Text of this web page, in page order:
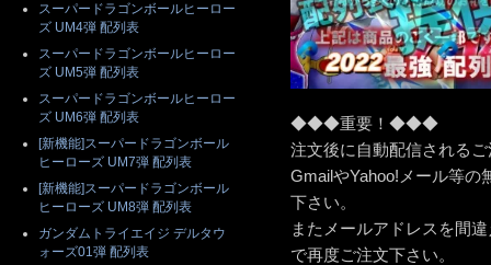
◆◆◆重要！◆◆◆
注文後に自動配信される
GmailやYahoo!メール等の
下さい。
またメールアドレスを間
で再度ご注文下さい。
スーパードラゴンボールヒーロー
ズ UM4弾 配列表
スーパードラゴンボールヒーロー
ズ UM5弾 配列表
スーパードラゴンボールヒーロー
ズ UM6弾 配列表
[新機能]スーパードラゴンボール
ヒーローズ UM7弾 配列表
[新機能]スーパードラゴンボール
ヒーローズ UM8弾 配列表
ガンダムトライエイジ デルタウ
ォーズ01弾 配列表